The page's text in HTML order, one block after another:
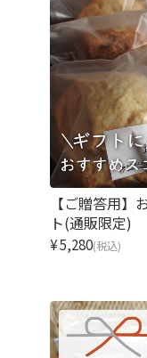
【ご贈答用】
ト(通販限定)
¥5,280(税込)